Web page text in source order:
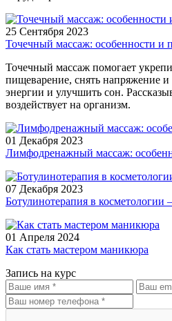
25 Сентября 2023
Точечный массаж: особенности и
Точечный массаж помогает
пищеварение, снять напряжение и
энергии и улучшить сон.
воздействует на организм.
01 Декабря 2023
Лимфодренажный массаж:
07 Декабря 2023
Ботулинотерапия в косметологии
01 Апреля 2024
Как стать мастером маникюра
Запись на курс